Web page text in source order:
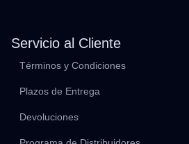
Servicio al Cliente
Términos y Condiciones
Plazos de Entrega
Devoluciones